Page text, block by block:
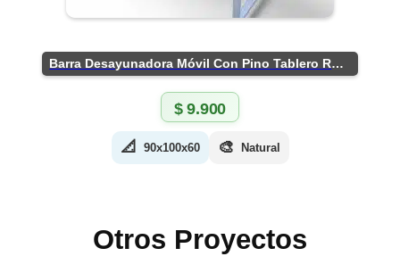
Barra Desayunadora Móvil Con Pino Tablero Rústico
$9.900
📐 90x100x60 🎨 Natural
Otros Proyectos